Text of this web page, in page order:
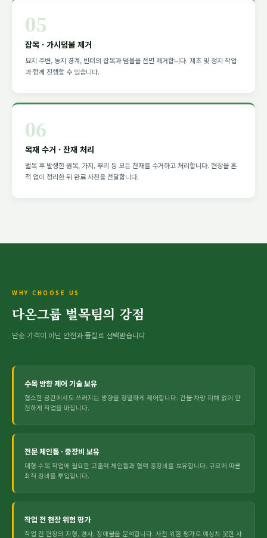
05
잡목 · 가시덤불 제거
묘지 주변, 농지 경계, 빈터의 잡목과 덤불을 전면 제거합니다. 제초 및 정지 작업
과 함께 진행할 수 있습니다.
06
목재 수거 · 잔재 처리
벌목 후 발생한 원목, 가지, 뿌리 등 모든 잔재를 수거하고 처리합니다. 현장을 흔
적 없이 정리한 뒤 완료 사진을 전달합니다.
WHY CHOOSE US
다온그룹 벌목팀의 강점
단순 가격이 아닌 안전과 품질로 선택받습니다
수목 방향 제어 기술 보유
협소한 공간에서도 쓰러지는 방향을 정밀하게 제어합니다. 건물·차량 피해 없이 안
전하게 작업을 마칩니다.
전문 체인톱 · 중장비 보유
대형 수목 작업에 필요한 고출력 체인톱과 협력 중장비를 보유합니다. 규모에 따른
최적 장비를 투입합니다.
작업 전 현장 위험 평가
작업 전 현장의 지형, 경사, 장애물을 분석합니다. 사전 위험 평가로 예상치 못한 사